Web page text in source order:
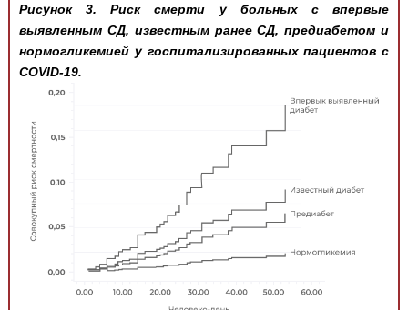
Рисунок 3. Риск смерти у больных с впервые
выявленным СД, известным ранее СД, предиабетом и
нормогликемией у госпитализированных пациентов с
COVID-19.